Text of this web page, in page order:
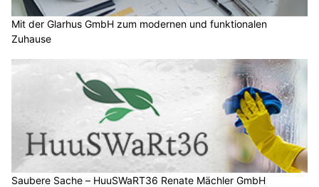
Mit der Glarhus GmbH zum modernen und funktionalen
Zuhause
Saubere Sache – HuuSWaRT36 Renate Mächler GmbH